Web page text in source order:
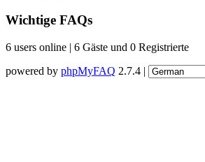
Wichtige FAQs
6 users online | 6 Gäste und 0 Registrierte
powered by phpMyFAQ 2.7.4 |